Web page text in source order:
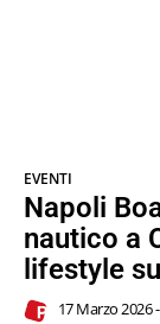
EVENTI
Napoli
nautico a
lifestyle
17 Marzo 2026